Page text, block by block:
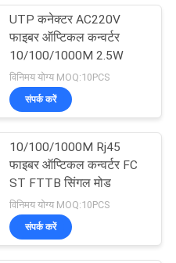
वितरण
66
UTP कनेक्टर AC220V
फाइबर ऑप्टिकल कन्वर्टर
10/100/1000M 2.5W
विनिमय योग्य MOQ:10PCS
संपर्क करें
10/100/1000M Rj45
फाइबर ऑप्टिकल कन्वर्टर FC
ST FTTB सिंगल मोड
विनिमय योग्य MOQ:10PCS
संपर्क करें